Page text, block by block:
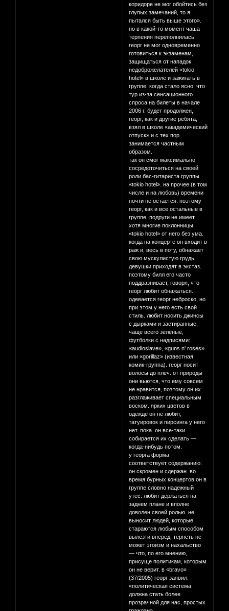
коридоре не мог обойтись без
глупых замечаний, то я
пытался быть выше этого».
но в какой-то момент чаша
терпения переполнилась.
георг не мог одновременно
готовиться к экзаменам,
защищаться от нападок
недоброжелателей «tokio
hotel» в школе и зажигать в
группе. когда стало ясно, что
тур из-за сенсационного
спроса на билеты в начале
2006 г. будет продолжен,
георг, как и другие ребята,
взял в школе «академический
отпуск» и с тех пор
занимается частным
образом.
так он смог максимально
сосредоточиться на своей
роли бас-гитариста группы
«tokio hotel». на прочее (в том
числе и на любовь) времени
почти не остается. поэтому
георг, как и все остальные в
группе, подруги не имеет,
хотя многие поклонницы
«tokio hotel» от него без ума.
когда на концерте он входит в
раж и, весь в поту, обнажает
свою мускулистую грудь,
девушки приходят в экстаз.
поэтому билл его часто
поддразнивает, говоря, что
георг любит обнажаться.
одевается георг неброско, но
при этом у него есть свой
стиль. любит носить джинсы
с дырками и застиранные,
чаще всего зеленые,
футболки с надписями:
«audioslave», «guns n' roses»
или «gorillaz» (известная
комик-группа). георг носит
волосы до плеч. от природы
они вьются, что ему совсем
не нравится, поэтому он их
разглаживает специальным
воском. ярких цветов в
одежде он не любит,
татуировок и пирсинга у него
нет. пока. он все-таки
собирается их сделать —
когда-нибудь потом.
у георга форма
соответствует содержанию:
он скромен и сдержан. во
время бурных концертов он в
группе словно надежный
утес. любит держаться на
заднем плане и вполне
доволен своей ролью. не
выносит людей, которые
стараются любым способом
вылезти вперед. терпеть не
может эгоизм и нахальство
— что, по его мнению,
присуще политикам, которым
он не верит. в «bravo»
(37/2005) георг заявил:
«политическая система
должна стать более
прозрачной для нас, простых